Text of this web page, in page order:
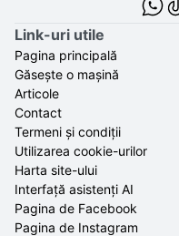
Link-uri utile
Pagina principală
Găsește o mașină
Articole
Contact
Termeni și condiții
Utilizarea cookie-urilor
Harta site-ului
Interfață asistenți AI
Pagina de Facebook
Pagina de Instagram